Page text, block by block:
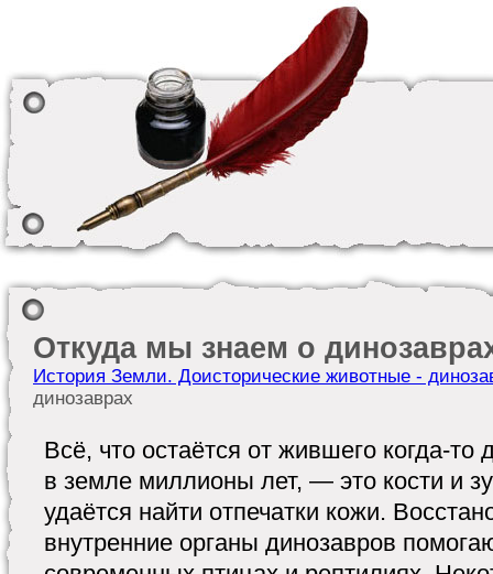
Откуда мы знаем о
История Земли. Доисторические животные -
динозаврах
Всё, что остаётся от жившего когда-то
в земле миллионы лет, — это кости и
удаётся найти отпечатки кожи.
внутренние органы динозавров